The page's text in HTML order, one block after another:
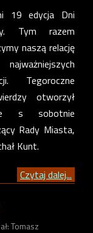
19 edycja Dni
Tym razem
naszą relację
Tegoroczne
otworzył
s sobotnie
Rady Miasta,
Kunt.
Czytaj dalej...
Tomasz